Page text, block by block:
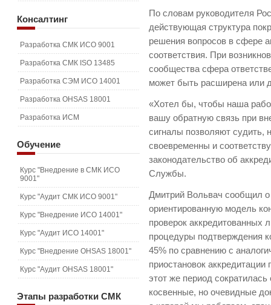
По словам руководителя
действующая структура
решения вопросов в сфере
соответствия. При
сообщества сфера
может быть расширена или
«Хотел бы, чтобы наша
вашу обратную связь при
сигналы позволяют судить,
своевременны и
законодательство об
Службы.
Дмитрий Вольвач сообщил о
ориентированную модель
проверок аккредитованных
процедуры подтверждения
45% по сравнению с
приостановок аккредитации
этот же период
косвенные, но очевидные
Консалтинг
Разработка СМК ИСО 9001
Разработка СМК ISO 13485
Разработка СЭМ ИСО 14001
Разработка OHSAS 18001
Разработка ИСМ
Обучение
Курс "Внедрение в СМК ИСО
9001"
Курс "Аудит СМК ИСО 9001"
Курс "Внедрение ИСО 14001"
Курс "Аудит ИСО 14001"
Курс "Внедрение OHSAS 18001"
Курс "Аудит OHSAS 18001"
Этапы разработки СМК